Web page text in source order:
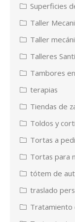
Superficies
Taller
Taller
Talleres
Tambores
terapias
Tiendas de
Toldos y
Tortas a
Tortas para
tótem de
traslado
Tratamiento